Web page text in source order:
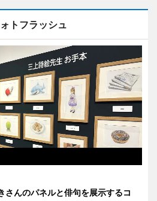
トフラッシュ
さんのパネルと俳句を展示するコ